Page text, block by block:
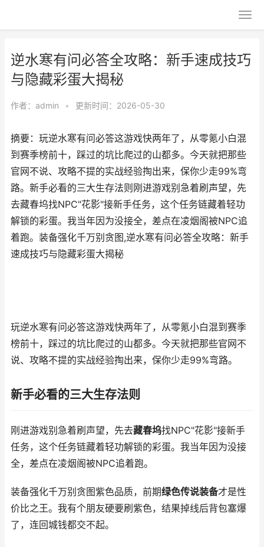
逆水寒有问必答全攻略：新手速成技巧
与隐藏彩蛋大揭秘
作者： admin • 更新时间：2026-05-30
摘要：玩逆水寒有问必答这游戏快两年了，从零氪小白混
到赛季榜前十，踩过的坑比爬过的山都多。今天就把那些
官网不说、攻略不提的实战经验掏出来，保你少走99%弯
路。新手必看的三大生存法则刚进游戏别急着刷声望，先
去藏春坞找NPC"花影"接新手任务，这个任务链藏着轻功
解锁的彩蛋。我当年因为没接全，差点在凌烟阁被NPC追
着跑。装备强化千万别贪图,逆水寒有问必答全攻略：新手
速成技巧与隐藏彩蛋大揭秘
玩逆水寒有问必答这游戏快两年了，从零氪小白混到赛季
榜前十，踩过的坑比爬过的山都多。今天就把那些官网不
说、攻略不提的实战经验掏出来，保你少走99%弯路。
新手必看的三大生存法则
刚进游戏别急着刷声望，先去藏春坞找NPC"花影"接新手
任务，这个任务链藏着轻功解锁的彩蛋。我当年因为没接
全，差点在凌烟阁被NPC追着跑。
装备强化千万别贪图紫色品质，前期绿色传说装备才是性
价比之王。我有个朋友硬要刷紫色，结果掉线后背包塞爆
了，连回城钱都交不起。